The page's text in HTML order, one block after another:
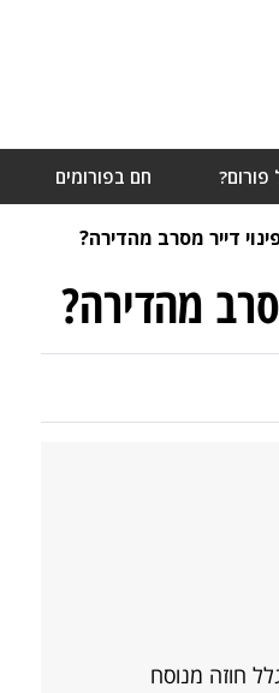
פורום? חם בפורומים
דייר מסרב מהדירה?
מהדירה?
חוזה מנוסח